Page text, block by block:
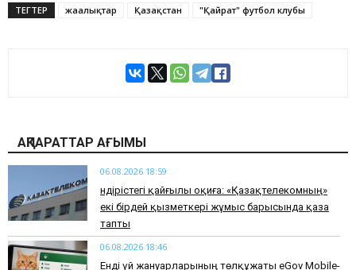
ТЕГТЕР жаңалықтар Қазақстан "Қайрат" футбол клубы
АҚПАРАТТАР АҒЫМЫ
06.08.2026 18:59
Өндірістегі қайғылы оқиға: «Қазақтелекомның»
екі бірдей қызметкері жұмыс барысында қаза
тапты
06.08.2026 18:46
Енді үй жануарларының төлқұжаты eGov Mobile-